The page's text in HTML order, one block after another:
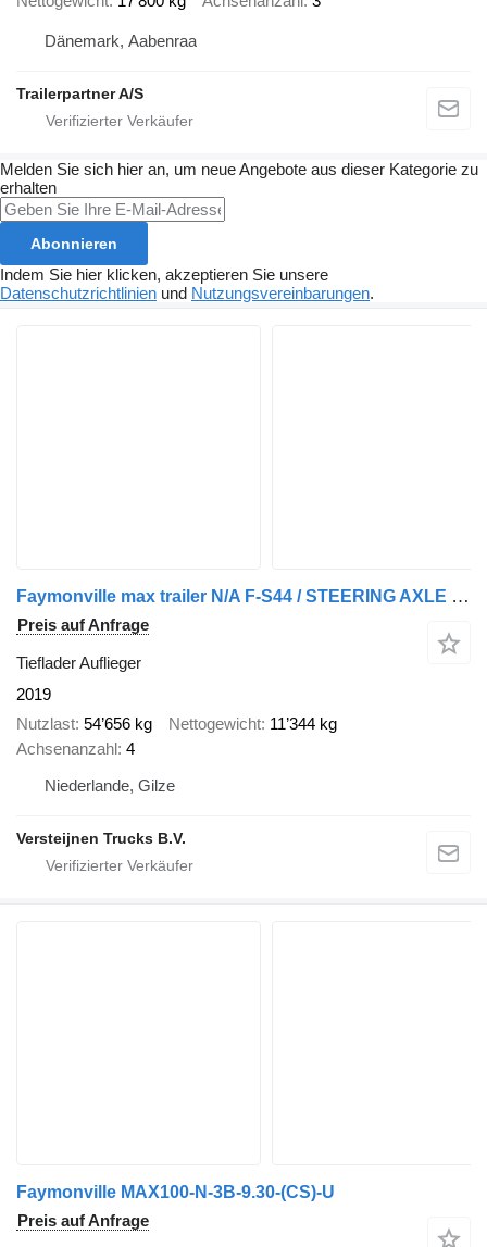
Dänemark, Aabenraa
Trailerpartner A/S
Melden Sie sich hier an, um neue Angebote aus dieser Kategorie zu
erhalten
Abonnieren
Indem Sie hier klicken, akzeptieren Sie unsere
Datenschutzrichtlinien und Nutzungsvereinbarungen.
Faymonville max trailer N/A F-S44 / STEERING AXLE - LIFT AXLE / HYDR RAMP
Preis auf Anfrage
Tieflader Auflieger
2019
Nutzlast 54’656 kg Nettogewicht 11’344 kg
Achsenanzahl 4
Niederlande, Gilze
Versteijnen Trucks B.V.
Faymonville MAX100-N-3B-9.30-(CS)-U
Preis auf Anfrage